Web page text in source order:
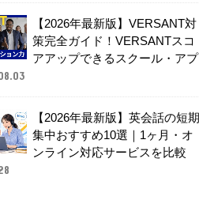
【2026年最新版】VERSANT対
策完全ガイド！VERSANTスコ
アアップできるスクール・アプ
【2026年最新版】英会話の短期
集中おすすめ10選｜1ヶ月・オ
ンライン対応サービスを比較